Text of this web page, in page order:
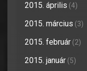
2015. április (4)
2015. március (3)
2015. február (2)
2015. január (5)